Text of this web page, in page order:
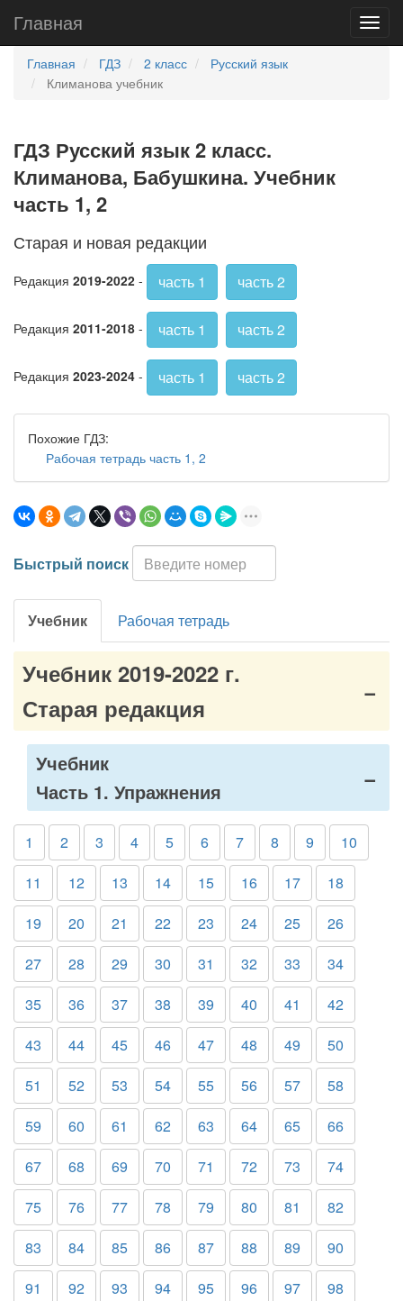
Главная
Главная ГДЗ 2 класс
Русский язык
Климанова учебник
ГДЗ Русский язык 2 класс.
Климанова, Бабушкина. Учебник
часть 1, 2
Старая и новая редакции
Редакция 2019-2022 - часть 1 часть 2
Редакция 2011-2018 - часть 1 часть 2
Редакция 2023-2024 - часть 1 часть 2
Похожие ГДЗ:
Рабочая тетрадь часть 1, 2
Быстрый поиск
Учебник Рабочая тетрадь
Учебник 2019-2022 г.
Старая редакция
Учебник
Часть 1. Упражнения
1 2 3 4 5 6 7 8 9
10
11
12 13 14 15 16 17
18
19
20 21 22 23 24 25
26
27
28 29 30 31 32 33
34
35
36 37 38 39 40 41
42
43
44 45 46 47 48 49
50
51
52 53 54 55 56 57
58
59
60 61 62 63 64 65
66
67
68 69 70 71 72 73
74
75
76 77 78 79 80 81
82
83
84 85 86 87 88 89
90
91
92 93 94 95 96 97
98